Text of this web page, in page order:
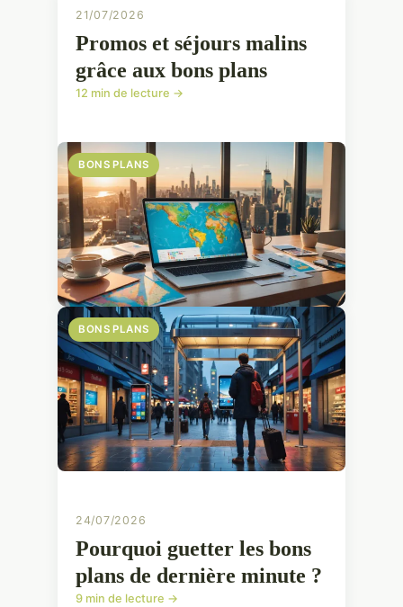
BONS PLANS
21/07/2026
Promos et séjours malins
grâce aux bons plans
12 min de lecture →
BONS PLANS
24/07/2026
Pourquoi guetter les bons
plans de dernière minute ?
9 min de lecture →